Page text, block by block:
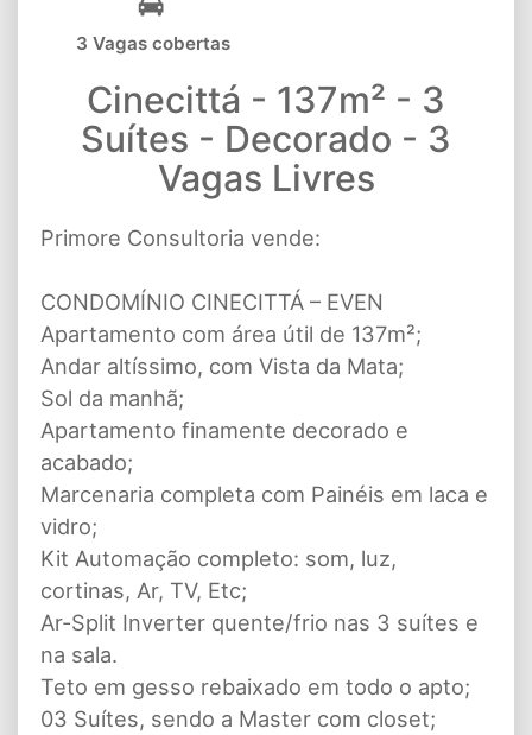
3 Vagas cobertas
Cinecittá - 137m² - 3
Suítes - Decorado - 3
Vagas Livres
Primore Consultoria vende:
CONDOMÍNIO CINECITTÁ – EVEN
Apartamento com área útil de 137m²;
Andar altíssimo, com Vista da Mata;
Sol da manhã;
Apartamento finamente decorado e
acabado;
Marcenaria completa com Painéis em laca e
vidro;
Kit Automação completo: som, luz,
cortinas, Ar, TV, Etc;
Ar-Split Inverter quente/frio nas 3 suítes e
na sala.
Teto em gesso rebaixado em todo o apto;
03 Suítes, sendo a Master com closet;